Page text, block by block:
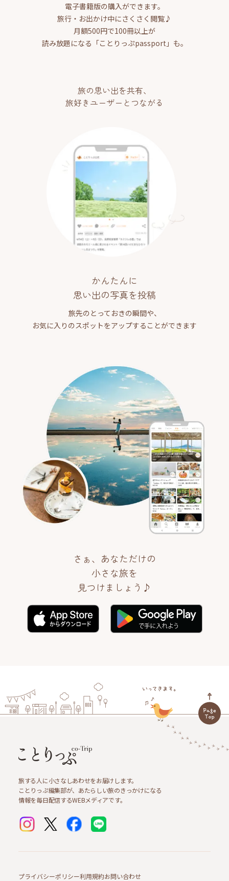
電子書籍版の購入ができます。
旅行・お出かけ中にさくさく閲覧♪
月額500円で100冊以上が
読み放題になる「ことりっぷpassport」も。
旅の思い出を共有、
旅好きユーザーとつながる
かんたんに
思い出の写真を投稿
旅先のとっておきの瞬間や、
お気に入りのスポットをアップすることができます
さぁ、あなただけの
小さな旅を
見つけましょう♪
旅する人に小さなしあわせをお届けします。
ことりっぷ編集部が、あたらしい旅のきっかけになる
情報を毎日配信するWEBメディアです。
プライバシーポリシー利用規約お問い合わせ